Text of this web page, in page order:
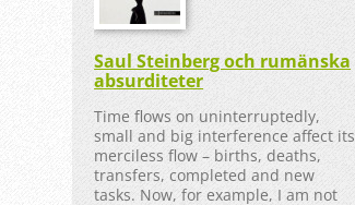
Saul Steinberg och rumänska
absurditeter
Time flows on uninterruptedly,
small and big interference affect its
merciless flow – births, deaths,
transfers, completed and new
tasks. Now, for example, I am not